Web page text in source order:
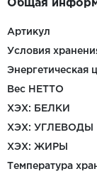
Общая
Артикул
Условия
Энергетическая
Вес НЕТТО
ХЭХ: БЕЛКИ
ХЭХ: УГЛЕВОДЫ
ХЭХ: ЖИРЫ
Температура